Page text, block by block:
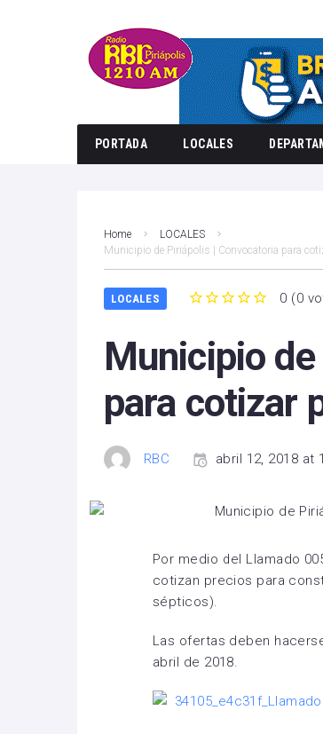
PORTADA LOCALES
Home
LOCALES
Municipio de Piriápolis | Convocatoria para
LOCALES 0 (0
Municipio
para cotizar
RBC abril 12, 2018 at
Por medio del Llamado
cotizan precios para
sépticos).
Las ofertas deben
abril de 2018.